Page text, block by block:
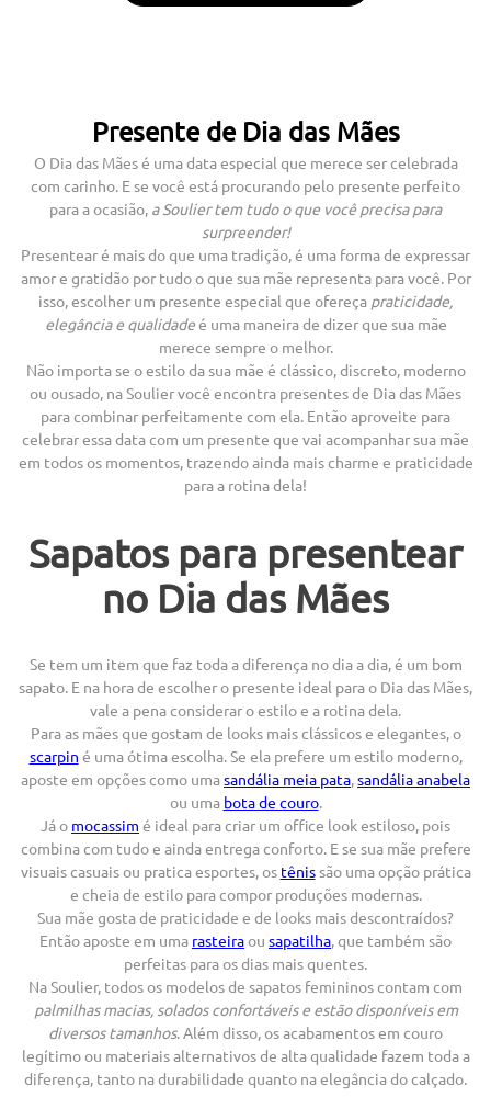
Presente de Dia das Mães
O Dia das Mães é uma data especial que merece ser celebrada
com carinho. E se você está procurando pelo presente perfeito
para a ocasião, a Soulier tem tudo o que você precisa para
surpreender!
Presentear é mais do que uma tradição, é uma forma de expressar
amor e gratidão por tudo o que sua mãe representa para você. Por
isso, escolher um presente especial que ofereça praticidade,
elegância e qualidadeé uma maneira de dizer que sua mãe
merece sempre o melhor.
Não importa se o estilo da sua mãe é clássico, discreto, moderno
ou ousado, na Soulier você encontra presentes de Dia das Mães
para combinar perfeitamente com ela. Então aproveite para
celebrar essa data com um presente que vai acompanhar sua mãe
em todos os momentos, trazendo ainda mais charme e praticidade
para a rotina dela!
Sapatos para presentear
no Dia das Mães
Se tem um item que faz toda a diferença no dia a dia, é um bom
sapato. E na hora de escolher o presente ideal para o Dia das Mães,
vale a pena considerar o estilo e a rotina dela.
Para as mães que gostam de looks mais clássicos e elegantes, o
scarpin é uma ótima escolha. Se ela prefere um estilo moderno,
aposte em opções como umasandália meia pata,sandália anabela
ou uma bota de couro.
Já o mocassim é ideal para criar um office look estiloso, pois
combina com tudo e ainda entrega conforto. E se sua mãe prefere
visuais casuais ou pratica esportes, os tênissão uma opção prática
e cheia de estilo para compor produções modernas.
Sua mãe gosta de praticidade e de looks mais descontraídos?
Então aposte em uma rasteiraou sapatilha, que também são
perfeitas para os dias mais quentes.
Na Soulier, todos os modelos de sapatos femininos contam com
palmilhas macias, solados confortáveis e estão disponíveis em
diversos tamanhos. Além disso, os acabamentos em couro
legítimo ou materiais alternativos de alta qualidade fazem toda a
diferença, tanto na durabilidade quanto na elegância do calçado.